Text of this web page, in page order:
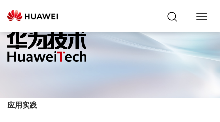
应用实践